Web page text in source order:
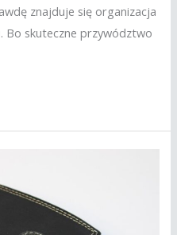
znajduje się organizacja
Bo skuteczne przywództwo